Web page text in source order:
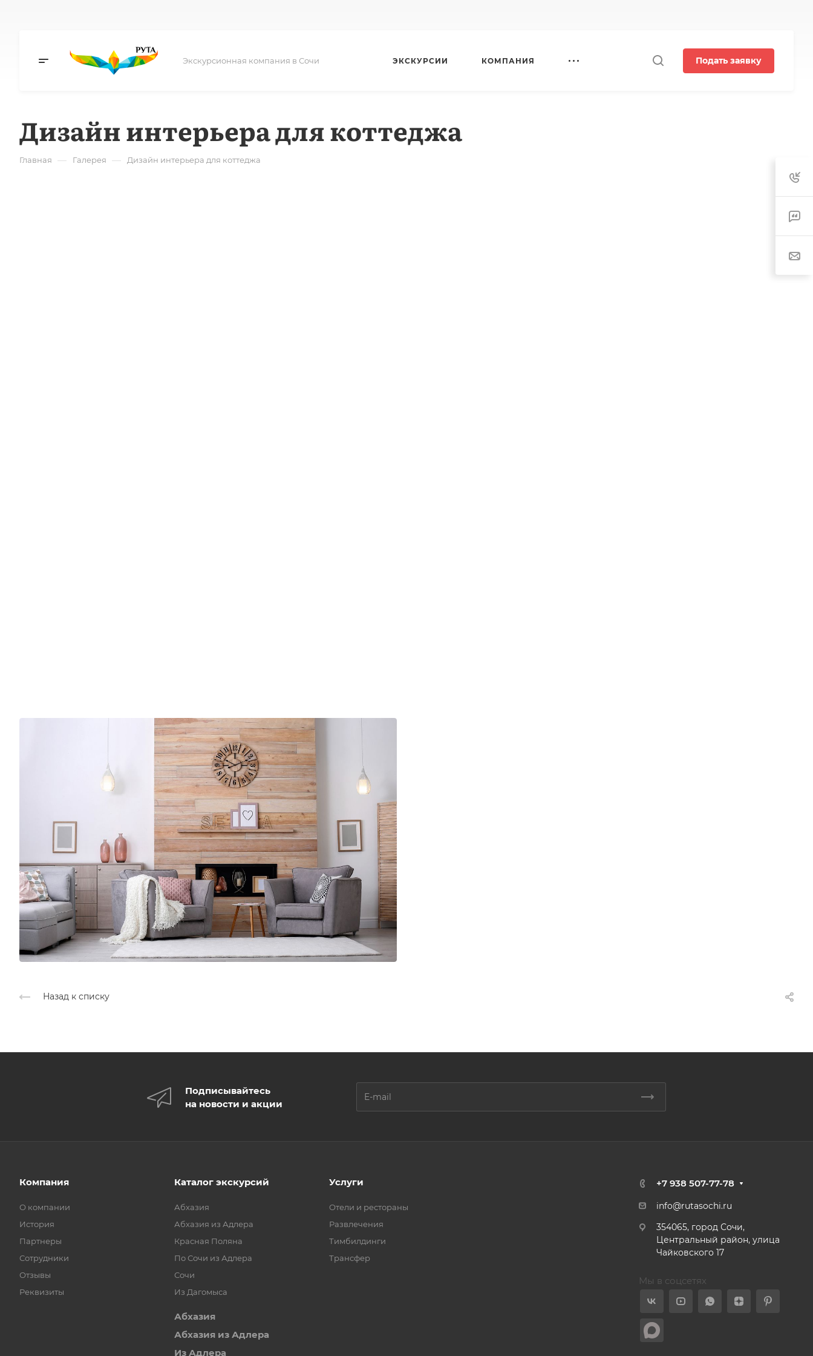
Экскурсионная компания в Сочи ЭКСКУРСИИ КОМПАНИЯ Подать заявку
Дизайн интерьера для коттеджа
Главная — Галерея — Дизайн интерьера для коттеджа
Назад к списку
Подписывайтесь
на новости и акции
Компания
О компании
История
Партнеры
Сотрудники
Отзывы
Реквизиты
Каталог экскурсий
Абхазия
Абхазия из Адлера
Красная Поляна
По Сочи из Адлера
Сочи
Из Дагомыса
Абхазия
Абхазия из Адлера
Из Адлера
Услуги
Отели и рестораны
Развлечения
Тимбилдинги
Трансфер
+7 938 507-77-78
info@rutasochi.ru
354065, город Сочи,
Центральный район, улица
Чайковского 17
Мы в соцсетях